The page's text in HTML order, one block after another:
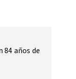
84 años de